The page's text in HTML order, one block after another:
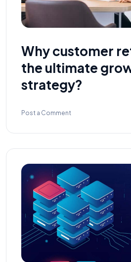
Why customer
the ultimate
strategy?
Post a Comment